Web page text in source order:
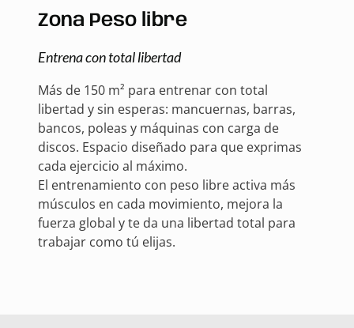
Zona Peso libre
Entrena con total libertad
Más de 150 m² para entrenar con total
libertad y sin esperas: mancuernas, barras,
bancos, poleas y máquinas con carga de
discos. Espacio diseñado para que exprimas
cada ejercicio al máximo.
El entrenamiento con peso libre activa más
músculos en cada movimiento, mejora la
fuerza global y te da una libertad total para
trabajar como tú elijas.